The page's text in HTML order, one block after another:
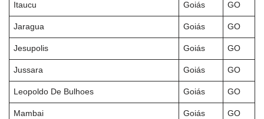
Itaucu Goiás GO
Jaragua Goiás GO
Jesupolis Goiás GO
Jussara Goiás GO
Leopoldo De Bulhoes Goiás GO
Mambai Goiás GO